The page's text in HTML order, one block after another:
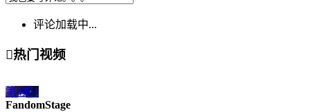
评论加载中...
热门视频
第4期1
FandomStage